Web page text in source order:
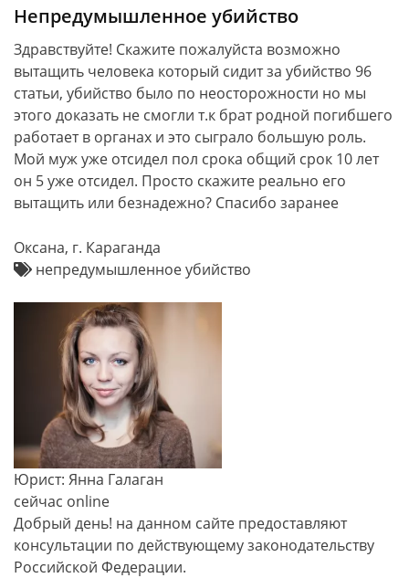
Непредумышленное убийство
Здравствуйте! Скажите пожалуйста возможно
вытащить человека который сидит за убийство 96
статьи, убийство было по неосторожности но мы
этого доказать не смогли т.к брат родной погибшего
работает в органах и это сыграло большую роль.
Мой муж уже отсидел пол срока общий срок 10 лет
он 5 уже отсидел. Просто скажите реально его
вытащить или безнадежно? Спасибо заранее
Оксана, г. Караганда
непредумышленное убийство
Юрист: Янна Галаган
сейчас online
Добрый день! на данном сайте предоставляют
консультации по действующему законодательству
Российской Федерации.